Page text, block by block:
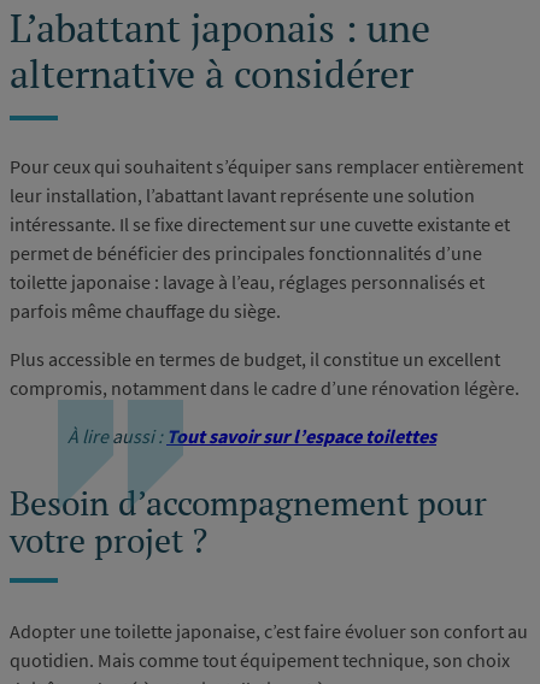
L’abattant japonais : une
alternative à considérer
Pour ceux qui souhaitent s’équiper sans remplacer entièrement
leur installation, l’abattant lavant représente une solution
intéressante. Il se fixe directement sur une cuvette existante et
permet de bénéficier des principales fonctionnalités d’une
toilette japonaise : lavage à l’eau, réglages personnalisés et
parfois même chauffage du siège.
Plus accessible en termes de budget, il constitue un excellent
compromis, notamment dans le cadre d’une rénovation légère.
À lire aussi : Tout savoir sur l’espace toilettes
Besoin d’accompagnement pour
votre projet ?
Adopter une toilette japonaise, c’est faire évoluer son confort au
quotidien. Mais comme tout équipement technique, son choix